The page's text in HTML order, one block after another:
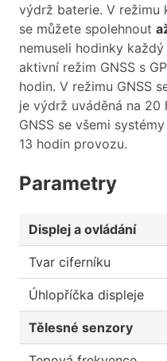
výdrž baterie. V režimu
se můžete spolehnout
nemuseli hodinky
aktivní režim GNSS s
hodin. V režimu GNSS
je výdrž uváděná na
GNSS se všemi
13 hodin provozu.
Parametry
Displej a ovládání
Tvar ciferníku
Úhlopříčka displeje
Tělesné senzory